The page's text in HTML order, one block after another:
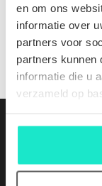
en om ons
informatie over
partners voor
partners kunnen
informatie die u
verzameld op
0
JE